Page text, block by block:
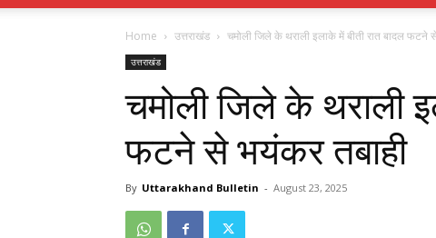
Home उत्तराखंड चमोली जिले के थराली इलाके में बीती रात बादल फटने
उत्तराखंड
चमोली जिले के थराली
फटने से भयंकर तबाही
By Uttarakhand Bulletin - August 23, 2025